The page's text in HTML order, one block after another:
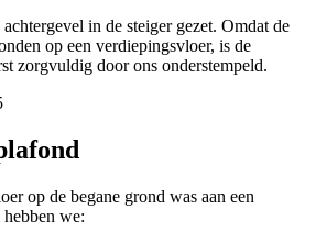
in de steiger gezet. Omdat de
op een verdiepingsvloer, is de
zorgvuldig door ons onderstempeld.
op de begane grond was aan een
we: